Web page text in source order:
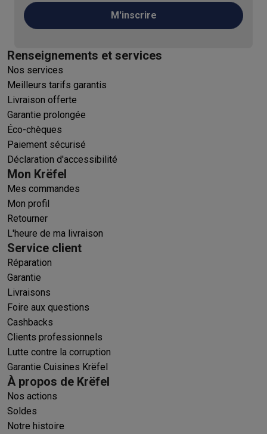
M'inscrire
Renseignements et services
Nos services
Meilleurs tarifs garantis
Livraison offerte
Garantie prolongée
Éco-chèques
Paiement sécurisé
Déclaration d'accessibilité
Mon Krëfel
Mes commandes
Mon profil
Retourner
L'heure de ma livraison
Service client
Réparation
Garantie
Livraisons
Foire aux questions
Cashbacks
Clients professionnels
Lutte contre la corruption
Garantie Cuisines Krëfel
À propos de Krëfel
Nos actions
Soldes
Notre histoire